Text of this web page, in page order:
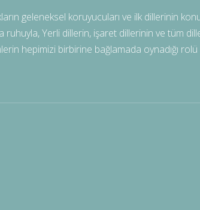
geleneksel koruyucuları ve ilk dillerinin
Yerli dillerin, işaret dillerinin ve tüm
hepimizi birbirine bağlamada oynadığı